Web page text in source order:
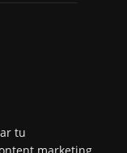
tu